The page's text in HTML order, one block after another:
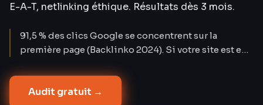
E-A-T, netlinking éthique. Résultats dès 3 mois.
91,5 % des clics Google se concentrent sur la
première page (Backlinko 2024). Si votre site est en
% des mots-clés ciblés en top 10 à 12 mois sur 30
projets — avec un coût par lead de 3,2 € contre 12-25
Audit gratuit →